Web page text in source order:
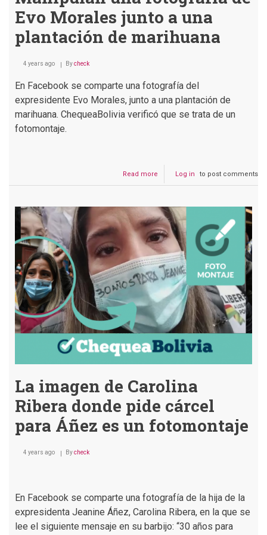
Evo Morales junto a una
plantación de marihuana
4 years ago Bycheck
En Facebook se comparte una fotografía del
expresidente Evo Morales, junto a una plantación de
marihuana. ChequeaBolivia verificó que se trata de un
fotomontaje.
Read more
Manipulan
de
Evo
Morales
junto
a
una
plantación
marihuana
Log in to post comments
La imagen de Carolina
Ribera donde pide cárcel
para Áñez es un fotomontaje
4 years ago Bycheck
En Facebook se comparte una fotografía de la hija de la
expresidenta Jeanine Áñez, Carolina Ribera, en la que se
lee el siguiente mensaje en su barbijo: “30 años para